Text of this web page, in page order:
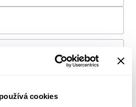
cookies